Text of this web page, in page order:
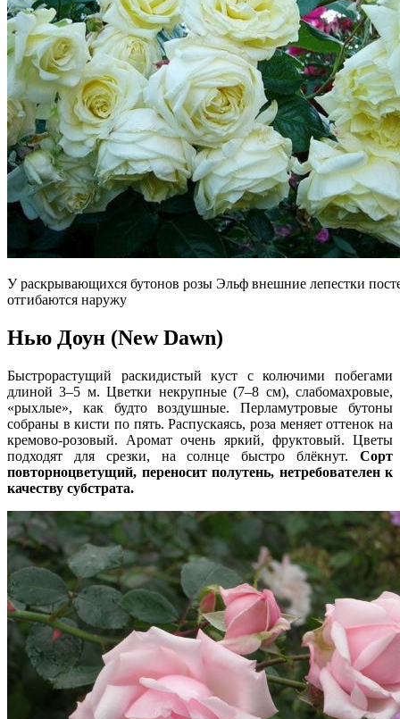
У раскрывающихся бутонов розы Эльф внешние лепестки
отгибаются наружу
Нью Доун (New Dawn)
Быстрорастущий раскидистый куст с колючими побегами
длиной 3–5 м. Цветки некрупные (7–8 см), слабомахровые,
«рыхлые», как будто воздушные. Перламутровые бутоны
собраны в кисти по пять. Распускаясь, роза меняет оттенок на
кремово-розовый. Аромат очень яркий, фруктовый. Цветы
подходят для срезки, на солнце быстро блёкнут. Сорт
повторноцветущий, переносит полутень, нетребователен к
качеству субстрата.